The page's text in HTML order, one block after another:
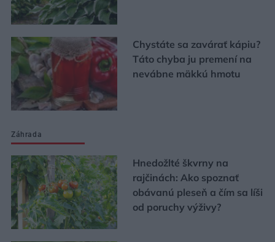
Chystáte sa zavárať kápiu?
Táto chyba ju premení na
nevábne mäkkú hmotu
Záhrada
Hnedožlté škvrny na
rajčinách: Ako spoznať
obávanú pleseň a čím sa líši
od poruchy výživy?